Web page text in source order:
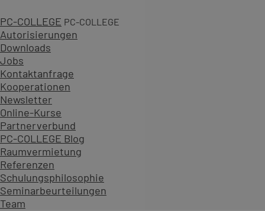
PC-COLLEGE PC-COLLEGE
Autorisierungen
Downloads
Jobs
Kontaktanfrage
Kooperationen
Newsletter
Online-Kurse
Partnerverbund
PC-COLLEGE Blog
Raumvermietung
Referenzen
Schulungsphilosophie
Seminarbeurteilungen
Team
4 Tage - anpassbar
Termin nach Wunsch
Preis auf Angebot
In ihrem Hause, online, bei PC-COLLEGE
Diesen Kurs als Firmenschulung anfragen
Exklusiv für mehrere Mitarbeitende Ihres Unternehmens.
Bei Ihnen, an einem PC-COLLEGE Standort oder als
Inhalt erweitern
PräsenzOnlineAngebot anfordern
Einzelcoaching